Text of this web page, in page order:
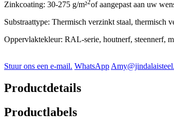
Zinkcoating: 30-275 g/m²2of aangepast aan uw
Substraattype: Thermisch verzinkt staal, thermisch
Oppervlaktekleur: RAL-serie, houtnerf, steennerf,
Stuur ons een e-mail. WhatsApp
Productdetails
Productlabels